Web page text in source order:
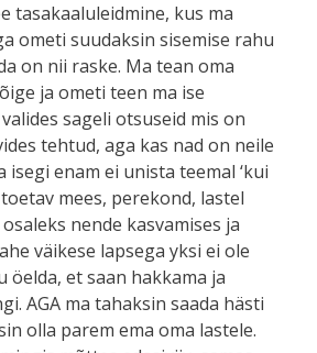
tasakaaluleidmine, kus ma
ometi suudaksin sisemise rahu
on nii raske. Ma tean oma
ja ometi teen ma ise
sageli otsuseid mis on
tehtud, aga kas nad on neile
isegi enam ei unista teemal ‘kui
mees, perekond, lastel
nende kasvamises ja
väikese lapsega yksi ei ole
öelda, et saan hakkama ja
AGA ma tahaksin saada hästi
olla parem ema oma lastele.